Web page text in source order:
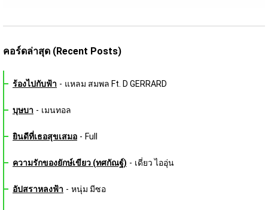
คอร์ดล่าสุด (Recent Posts)
ร้องไปกับฟ้า - แหลม สมพล Ft. D GERRARD
บุษบา - เมนทอล
ยินดีที่เธอสุขเสมอ - Full
ความรักของยักษ์เขียว (ทศกัณฐ์) - เดี่ยว ไออุ่น
อัปสราหลงฟ้า - หนุ่ม มีซอ